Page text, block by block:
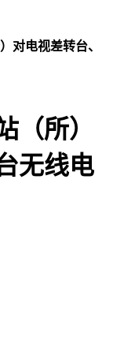
对电视差转台、
（所）
无线电